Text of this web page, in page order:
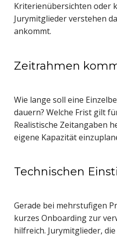
Kriterienübersichten oder
Jurymitglieder verstehen
ankommt.
Zeitrahmen
Wie lange soll eine
dauern? Welche Frist gilt
Realistische Zeitangaben
eigene Kapazität
Technischen
Gerade bei mehrstufigen
kurzes Onboarding zur
hilfreich. Jurymitglieder,